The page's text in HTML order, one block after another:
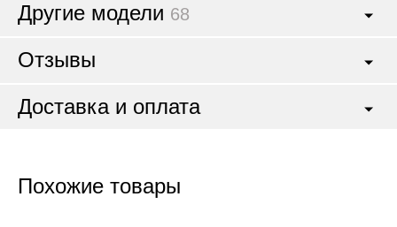
Другие модели 68
Отзывы
Доставка и оплата
Похожие товары